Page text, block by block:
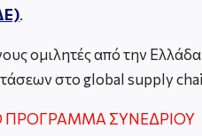
.
ομιλητές από την
στο global supply
ΠΡΟΓΡΑΜΜΑ ΣΥΝΕΔΡΙΟΥ